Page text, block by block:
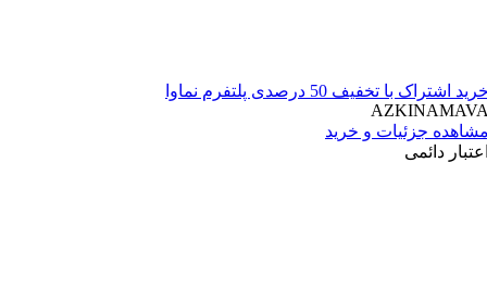
اشتراک با تخفیف 50 درصدی پلتفرم نماوا
جزئیات و خرید
دائمی